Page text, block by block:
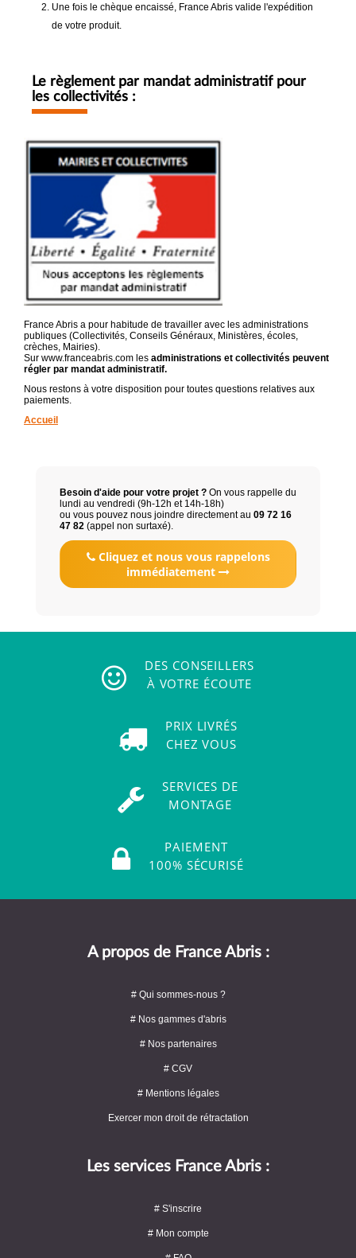
Une fois le chèque encaissé, France Abris valide l'expédition
de votre produit.
Le règlement par mandat administratif pour
les collectivités :
France Abris a pour habitude de travailler avec les administrations
publiques (Collectivités, Conseils Généraux, Ministères, écoles,
crèches, Mairies).
Sur www.franceabris.com les administrations et collectivités peuvent
régler par mandat administratif.
Nous restons à votre disposition pour toutes questions relatives aux
paiements.
Accueil
Besoin d'aide pour votre projet ? On vous rappelle du
lundi au vendredi (9h-12h et 14h-18h)
ou vous pouvez nous joindre directement au 09 72 16
47 82 (appel non surtaxé).
Cliquez et nous vous rappelons
immédiatement
DES CONSEILLERS
À VOTRE ÉCOUTE
PRIX LIVRÉS
CHEZ VOUS
SERVICES DE
MONTAGE
PAIEMENT
100% SÉCURISÉ
A propos de France Abris :
# Qui sommes-nous ?
# Nos gammes d'abris
# Nos partenaires
# CGV
# Mentions légales
Exercer mon droit de rétractation
Les services France Abris :
# S'inscrire
# Mon compte